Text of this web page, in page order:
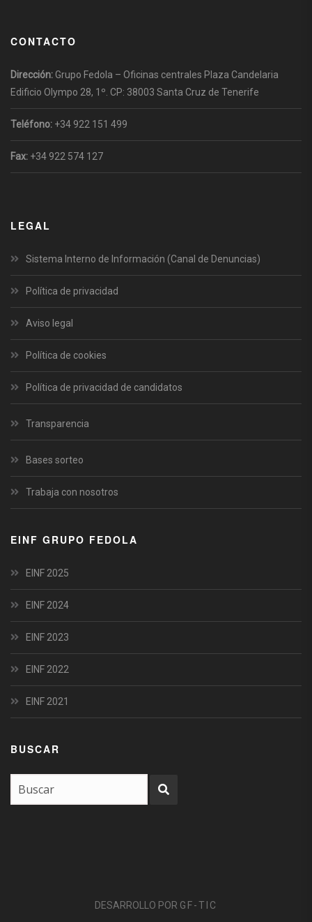
CONTACTO
Dirección: Grupo Fedola – Oficinas centrales Plaza Candelaria
Edificio Olympo 28, 1º. CP: 38003 Santa Cruz de Tenerife
Teléfono: +34 922 151 499
Fax: +34 922 574 127
LEGAL
Sistema Interno de Información (Canal de Denuncias)
Política de privacidad
Aviso legal
Política de cookies
Política de privacidad de candidatos
Transparencia
Bases sorteo
Trabaja con nosotros
EINF GRUPO FEDOLA
EINF 2025
EINF 2024
EINF 2023
EINF 2022
EINF 2021
BUSCAR
DESARROLLO POR GF-TIC